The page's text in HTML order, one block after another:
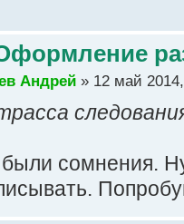
Андрей » 12 май
сомнения.